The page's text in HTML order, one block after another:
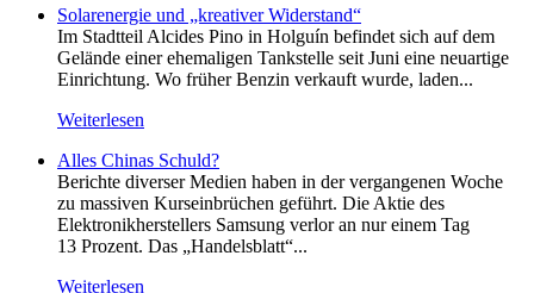
Solarenergie und „kreativer Widerstand“
Im Stadtteil Alcides Pino in Holguín befindet sich auf dem
Gelände einer ehemaligen Tankstelle seit Juni eine neuartige
Einrichtung. Wo früher Benzin verkauft wurde, laden...
Weiterlesen
Alles Chinas Schuld?
Berichte diverser Medien haben in der vergangenen Woche
zu massiven Kurseinbrüchen geführt. Die Aktie des
Elektronikherstellers Samsung verlor an nur einem Tag
13 Prozent. Das „Handelsblatt“...
Weiterlesen